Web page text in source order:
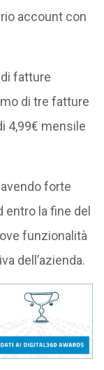
account con
fatture
di tre fatture
4,99€ mensile
forte
la fine del
funzionalità
dell’azienda.